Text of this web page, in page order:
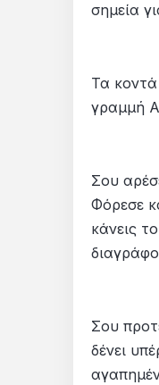
σημεία
Τα κοντά
γραμμή Α
Σου
Φόρεσε
κάνεις
Σου
δένει